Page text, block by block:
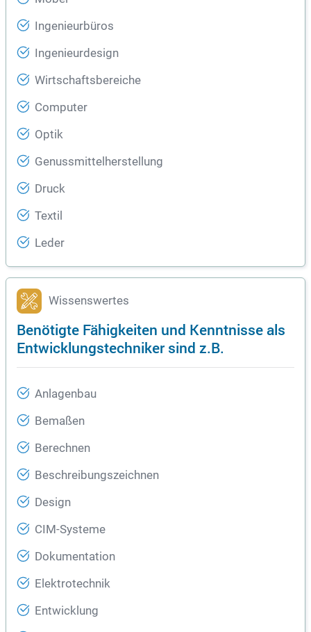
Ingenieurbüros
Ingenieurdesign
Wirtschaftsbereiche
Computer
Optik
Genussmittelherstellung
Druck
Textil
Leder
Wissenswertes
Benötigte Fähigkeiten und Kenntnisse als
Entwicklungstechniker sind z.B.
Anlagenbau
Bemaßen
Berechnen
Beschreibungszeichnen
Design
CIM-Systeme
Dokumentation
Elektrotechnik
Entwicklung